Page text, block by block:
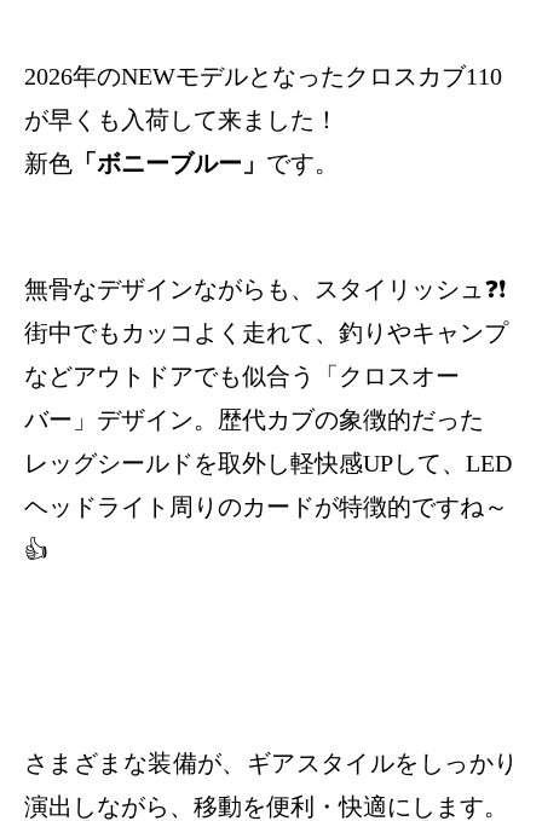
2026年のNEWモデルとなったクロスカブ110
が早くも入荷して来ました！
新色 「ボニーブルー」 です。
無骨なデザインながらも、スタイリッシュ❓❗
街中でもカッコよく走れて、釣りやキャンプ
などアウトドアでも似合う「クロスオー
バー」デザイン。歴代カブの象徴的だった
レッグシールドを取外し軽快感UPして、LED
ヘッドライト周りのカードが特徴的ですね～
👍
さまざまな装備が、ギアスタイルをしっかり
演出しながら、移動を便利・快適にします。